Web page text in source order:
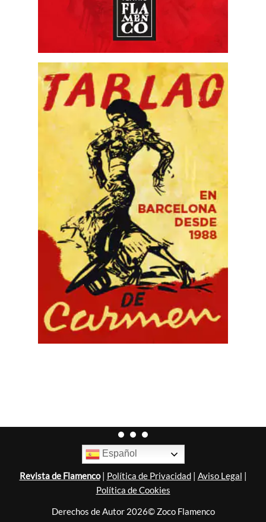
Español
Revista de Flamenco| Política de Privacidad| Aviso Legal |
Política de Cookies
Derechos de Autor 2026© Zoco Flamenco